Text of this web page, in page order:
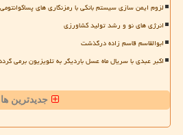
لزوم ایمن سازی سیستم بانکی با رمزنگاری های پساکوانتومی
انرژی های نو و رشد تولید کشاورزی
ابوالقاسم قاسم زاده درگذشت
اکبر عبدی با سریال ماه عسل باردیگر به تلویزیون برمی
جدیدترین ها